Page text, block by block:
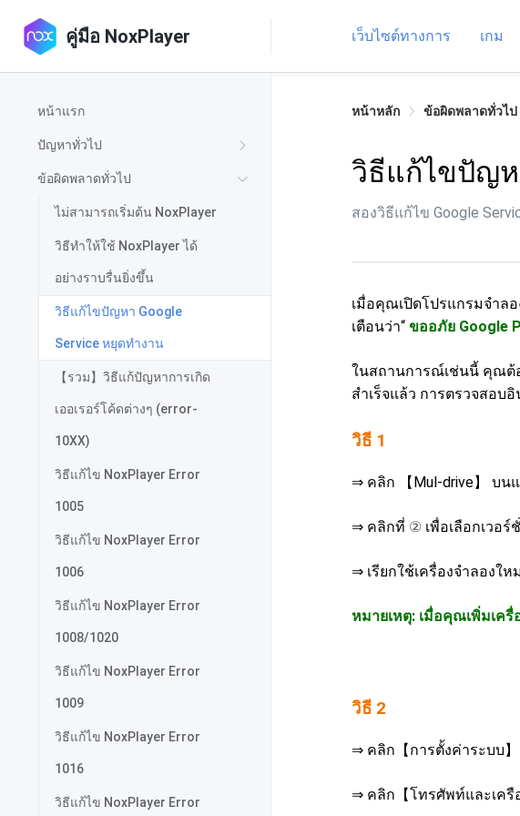
คู่มือ NoxPlayer เว็บไซต์ทางการ เกม
หน้าแรก
ปัญหาทั่วไป
ข้อผิดพลาดทั่วไป
ไม่สามารถเริ่มต้น NoxPlayer
วิธีทำให้ใช้ NoxPlayer ได้
อย่างราบรื่นยิ่งขึ้น
วิธีแก้ไขปัญหา Google
Service หยุดทำงาน
【รวม】วิธีแก้ปัญหาการเกิด
เออเรอร์โค้ดต่างๆ (error-
10XX)
วิธีแก้ไข NoxPlayer Error
1005
วิธีแก้ไข NoxPlayer Error
1006
วิธีแก้ไข NoxPlayer Error
1008/1020
วิธีแก้ไข NoxPlayer Error
1009
วิธีแก้ไข NoxPlayer Error
1016
วิธีแก้ไข NoxPlayer Error
หน้าหลัก ข้อผิดพลาดทั่วไป
วิธีแก้ไขปัญห
สองวิธีแก้ไข Google
เมื่อคุณเปิดโปรแกรมจำล
เตือนว่า“ ขออภัย Google
ในสถานการณ์เช่นนี้ คุณต้
สำเร็จแล้ว การตรวจสอบอิ
วิธี 1
⇒ คลิก 【Mul-drive】 บน
⇒ คลิกที่ ② เพื่อเลือกเวอร์
⇒ เรียกใช้เครื่องจำลองให
หมายเหตุ: เมื่อคุณเพิ่มเค
วิธี 2
⇒ คลิก【การตั้งค่าระบบ】
⇒ คลิก【โทรศัพท์และเครือ